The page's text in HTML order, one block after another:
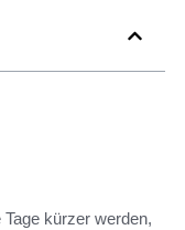
kürzer werden,